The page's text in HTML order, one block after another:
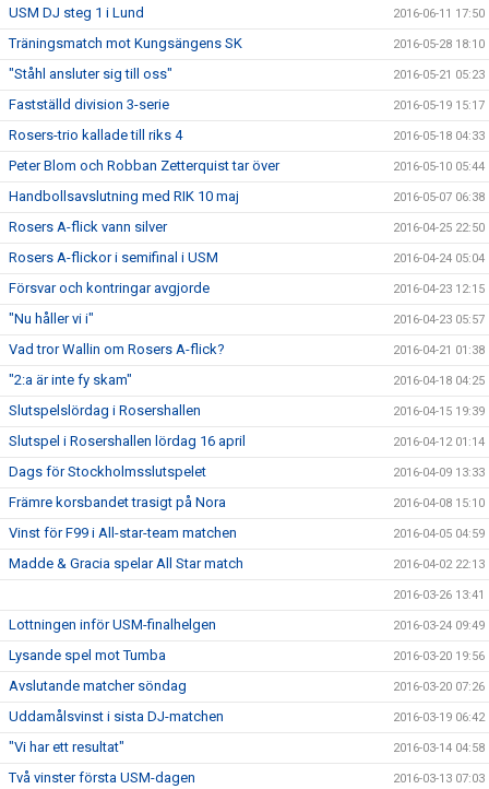
USM DJ steg 1 i Lund 2016-06-11 17:50
Träningsmatch mot Kungsängens SK 2016-05-28 18:10
"Ståhl ansluter sig till oss" 2016-05-21 05:23
Fastställd division 3-serie 2016-05-19 15:17
Rosers-trio kallade till riks 4 2016-05-18 04:33
Peter Blom och Robban Zetterquist tar över 2016-05-10 05:44
Handbollsavslutning med RIK 10 maj 2016-05-07 06:38
Rosers A-flick vann silver 2016-04-25 22:50
Rosers A-flickor i semifinal i USM 2016-04-24 05:04
Försvar och kontringar avgjorde 2016-04-23 12:15
"Nu håller vi i" 2016-04-23 05:57
Vad tror Wallin om Rosers A-flick? 2016-04-21 01:38
"2:a är inte fy skam" 2016-04-18 04:25
Slutspelslördag i Rosershallen 2016-04-15 19:39
Slutspel i Rosershallen lördag 16 april 2016-04-12 01:14
Dags för Stockholmsslutspelet 2016-04-09 13:33
Främre korsbandet trasigt på Nora 2016-04-08 15:10
Vinst för F99 i All-star-team matchen 2016-04-05 04:59
Madde & Gracia spelar All Star match 2016-04-02 22:13
2016-03-26 13:41
Lottningen inför USM-finalhelgen 2016-03-24 09:49
Lysande spel mot Tumba 2016-03-20 19:56
Avslutande matcher söndag 2016-03-20 07:26
Uddamålsvinst i sista DJ-matchen 2016-03-19 06:42
"Vi har ett resultat" 2016-03-14 04:58
Två vinster första USM-dagen 2016-03-13 07:03